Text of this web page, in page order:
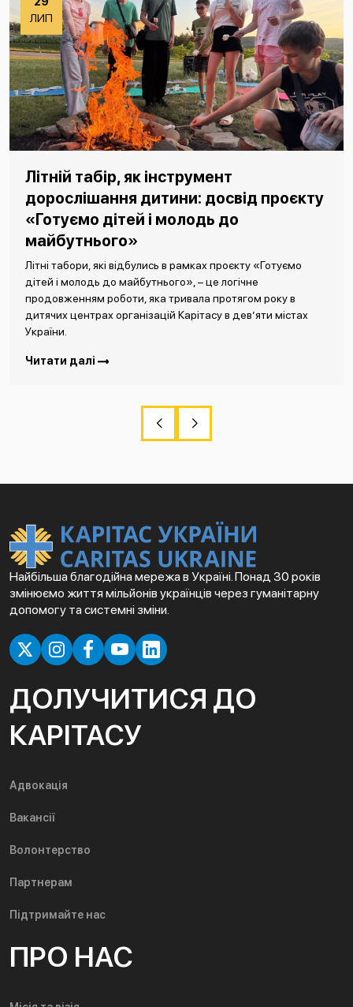
ЛИП
Літній табір, як інструмент
дорослішання дитини: досвід проєкту
«Готуємо дітей і молодь до
майбутнього»
Літні табори, які відбулись в рамках проєкту «Готуємо
дітей і молодь до майбутнього», – це логічне
продовженням роботи, яка тривала протягом року в
дитячих центрах організацій Карітасу в дев’яти містах
України.
Читати далі
Найбільша благодійна мережа в Україні. Понад 30 років
змінюємо життя мільйонів українців через гуманітарну
допомогу та системні зміни.
ДОЛУЧИТИСЯ ДО
КАРІТАСУ
Адвокація
Вакансії
Волонтерство
Партнерам
Підтримайте нас
ПРО НАС